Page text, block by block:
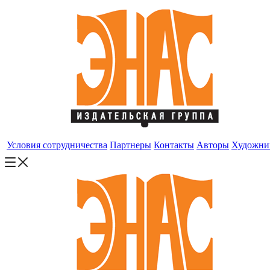
Условия сотрудничества Партнеры Контакты Авторы